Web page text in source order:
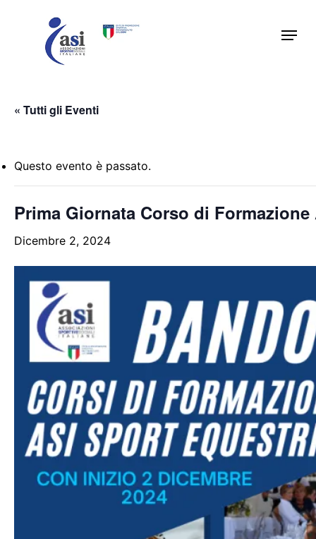
Menu
« Tutti gli Eventi
Questo evento è passato.
Prima Giornata Corso di Formazione
Dicembre 2, 2024